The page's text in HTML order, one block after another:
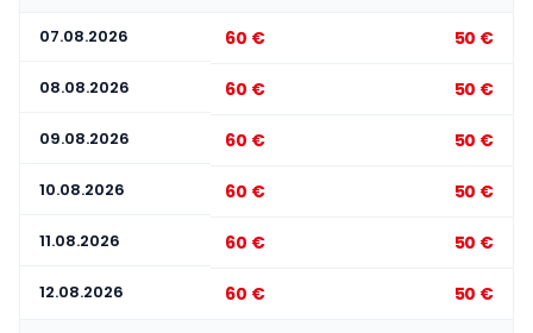
07.08.2026 60 € 50 €
08.08.2026 60 € 50 €
09.08.2026 60 € 50 €
10.08.2026 60 € 50 €
11.08.2026 60 € 50 €
12.08.2026 60 € 50 €